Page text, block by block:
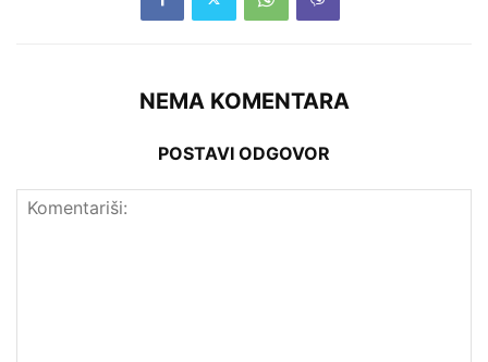
NEMA KOMENTARA
POSTAVI ODGOVOR